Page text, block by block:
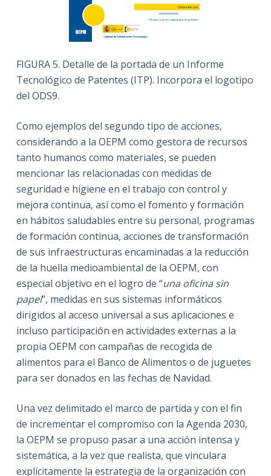
FIGURA 5. Detalle de la portada de un Informe
Tecnológico de Patentes (ITP). Incorpora el logotipo
del ODS9.
Como ejemplos del segundo tipo de acciones,
considerando a la OEPM como gestora de recursos
tanto humanos como materiales, se pueden
mencionar las relacionadas con medidas de
seguridad e higiene en el trabajo con control y
mejora continua, así como el fomento y formación
en hábitos saludables entre su personal, programas
de formación continua, acciones de transformación
de sus infraestructuras encaminadas a la reducción
de la huella medioambiental de la OEPM, con
especial objetivo en el logro de “una oficina sin
papel”, medidas en sus sistemas informáticos
dirigidos al acceso universal a sus aplicaciones e
incluso participación en actividades externas a la
propia OEPM con campañas de recogida de
alimentos para el Banco de Alimentos o de juguetes
para ser donados en las fechas de Navidad.
Una vez delimitado el marco de partida y con el fin
de incrementar el compromiso con la Agenda 2030,
la OEPM se propuso pasar a una acción intensa y
sistemática, a la vez que realista, que vinculara
explícitamente la estrategia de la organización con